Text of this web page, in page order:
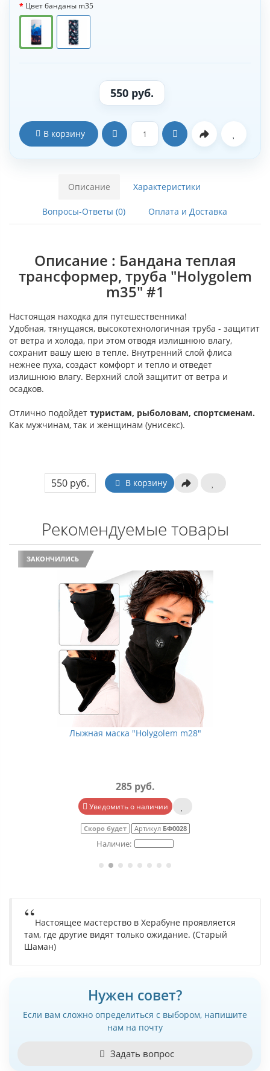
Цвет банданы m35
550 руб.
В корзину
Описание Характеристики
Вопросы-Ответы (0) Оплата и Доставка
Описание : Бандана теплая
трансформер, труба "Holygolem
m35" #1
Настоящая находка для путешественника!
Удобная, тянущаяся, высокотехнологичная труба - защитит
от ветра и холода, при этом отводя излишнюю влагу,
сохранит вашу шею в тепле. Внутренний слой флиса
нежнее пуха, создаст комфорт и тепло и отведет
излишнюю влагу. Верхний слой защитит от ветра и
осадков.
Отлично подойдет туристам, рыболовам, спортсменам.
Как мужчинам, так и женщинам (унисекс).
550 руб. В корзину
Рекомендуемые товары
ЗАКОНЧИЛИСЬ
Лыжная маска "Holygolem m28"
285 руб.
Уведомить о наличии
Скоро будет Артикул БФ0028
Настоящее мастерство в Херабуне проявляется
там, где другие видят только ожидание. (Старый
Шаман)
Нужен совет?
Если вам сложно определиться с выбором, напишите
нам на почту
Задать вопрос